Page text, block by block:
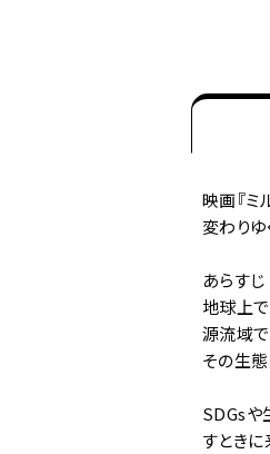
映画『ミ
変わり
あらすじ
地球上
源流域
その生
SDGsや
すとき